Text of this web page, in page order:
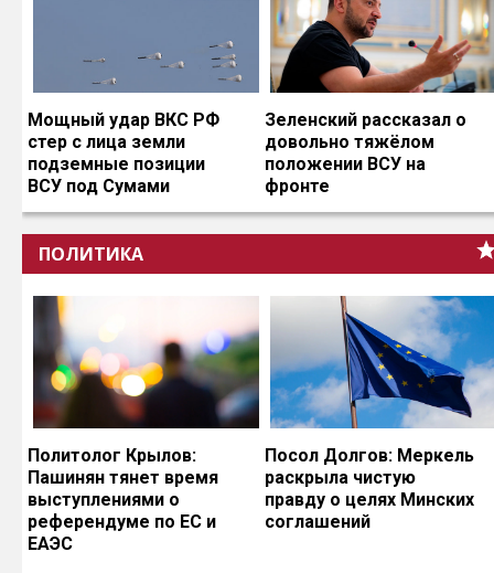
Мощный удар ВКС РФ
стер с лица земли
подземные позиции
ВСУ под Сумами
Зеленский рассказал о
довольно тяжёлом
положении ВСУ на
фронте
ПОЛИТИКА
Политолог Крылов:
Пашинян тянет время
выступлениями о
референдуме по ЕС и
ЕАЭС
Посол Долгов: Меркель
раскрыла чистую
правду о целях Минских
соглашений